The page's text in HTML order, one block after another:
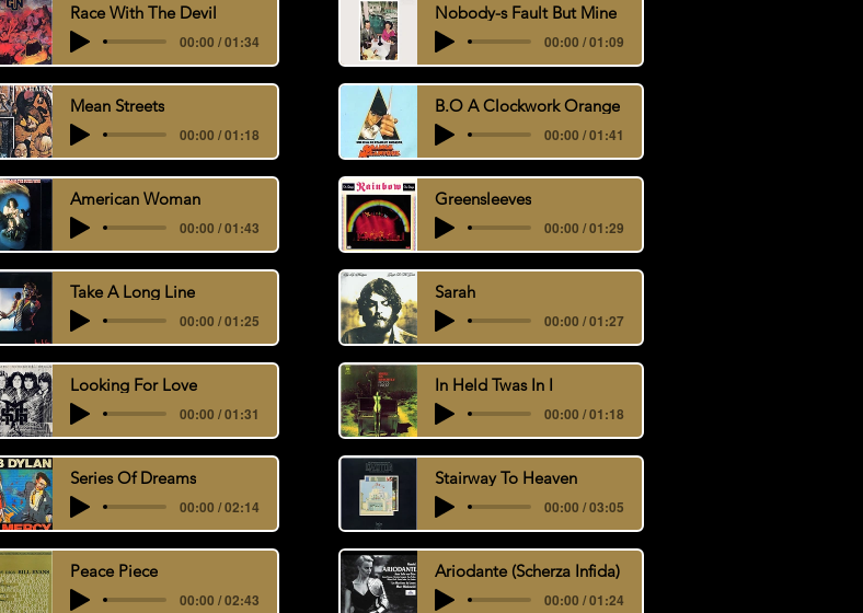
Race With The Devil
00:00 / 01:34
Mean Streets
00:00 / 01:18
American Woman
00:00 / 01:43
Take A Long Line
00:00 / 01:25
Looking For Love
00:00 / 01:31
Series Of Dreams
00:00 / 02:14
Peace Piece
00:00 / 02:43
Nobody-s Fault But Mine
00:00 / 01:09
B.O A Clockwork Orange
00:00 / 01:41
Greensleeves
00:00 / 01:29
Sarah
00:00 / 01:27
In Held Twas In I
00:00 / 01:18
Stairway To Heaven
00:00 / 03:05
Ariodante (Scherza Infida)
00:00 / 01:24